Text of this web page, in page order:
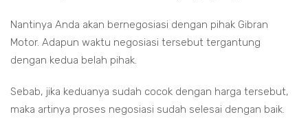
Nantinya Anda akan bernegosiasi dengan pihak Gibran
Motor. Adapun waktu negosiasi tersebut tergantung
dengan kedua belah pihak.
Sebab, jika keduanya sudah cocok dengan harga tersebut,
maka artinya proses negosiasi sudah selesai dengan baik.